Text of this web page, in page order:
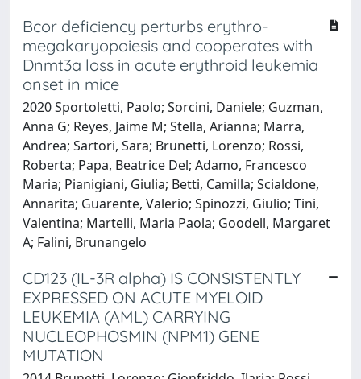
Bcor deficiency perturbs erythro-
megakaryopoiesis and cooperates with
Dnmt3a loss in acute erythroid leukemia
onset in mice
2020 Sportoletti, Paolo; Sorcini, Daniele; Guzman,
Anna G; Reyes, Jaime M; Stella, Arianna; Marra,
Andrea; Sartori, Sara; Brunetti, Lorenzo; Rossi,
Roberta; Papa, Beatrice Del; Adamo, Francesco
Maria; Pianigiani, Giulia; Betti, Camilla; Scialdone,
Annarita; Guarente, Valerio; Spinozzi, Giulio; Tini,
Valentina; Martelli, Maria Paola; Goodell, Margaret
A; Falini, Brunangelo
CD123 (IL-3R alpha) IS CONSISTENTLY
EXPRESSED ON ACUTE MYELOID
LEUKEMIA (AML) CARRYING
NUCLEOPHOSMIN (NPM1) GENE
MUTATION